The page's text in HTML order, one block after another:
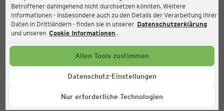
Betroffener dahingehend nicht durchsetzen könnten. Weitere
Informationen - insbesondere auch zu den Details der Verarbeitung Ihrer
Daten in Drittländern - finden sie in unserer Datenschutzerklärung
und unseren Cookie Informationen .
Allen Tools zustimmen
Datenschutz-Einstellungen
Nur erforderliche Technologien
Service Hotline
Montag bis Freitag 8-18 Uhr